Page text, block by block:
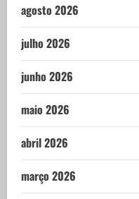
agosto 2026
julho 2026
junho 2026
maio 2026
abril 2026
março 2026